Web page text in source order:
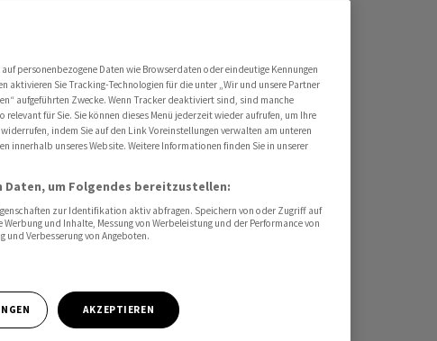
personenbezogene Daten wie Browserdaten oder eindeutige Kennungen
aktivieren Sie Tracking-Technologien für die unter „Wir und unsere Partner
aufgeführten Zwecke. Wenn Tracker deaktiviert sind, sind manche
für Sie. Sie können dieses Menü jederzeit wieder aufrufen, um Ihre
indem Sie auf den Link Voreinstellungen verwalten am unteren
innerhalb unseres Website. Weitere Informationen finden Sie in unserer
um Folgendes bereitzustellen:
zur Identifikation aktiv abfragen. Speichern von oder Zugriff auf
und Inhalte, Messung von Werbeleistung und der Performance von
Verbesserung von Angeboten.
AKZEPTIEREN